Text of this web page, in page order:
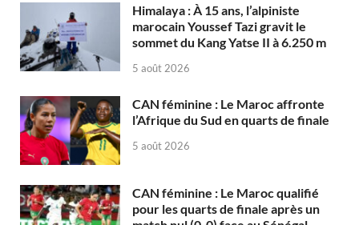
Himalaya : À 15 ans, l’alpiniste
marocain Youssef Tazi gravit le
sommet du Kang Yatse II à 6.250 m
5 août 2026
CAN féminine : Le Maroc affronte
l’Afrique du Sud en quarts de finale
5 août 2026
CAN féminine : Le Maroc qualifié
pour les quarts de finale après un